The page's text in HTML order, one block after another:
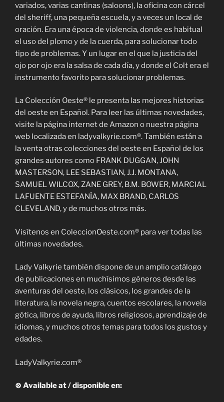
variados, varias cantinas (saloons), la oficina con cárcel
del sheriff, una pequeña escuela, y a veces un local de
oración. Era una época de violencia, donde es habitual
el uso del plomo y de la cuerda, para solucionar todo
tipo de problemas. Y un lugar en el que la justicia del
ojo por ojo era la salsa de cada día, y donde el Colt era el
instrumento favorito para solucionar problemas.
La Colección Oeste® le presenta las mejores historias
del oeste en Español. Para leer las últimas novedades,
visite la página internet de Amazon o nuestra página
web localizada en ladyvalkyrie.com®. También están a
la venta otras colecciones del oeste en Español de los
grandes autores como FRANK DUGGAN, JOHN
MASTERSON, LEE SEBASTIAN, J.J. MONTANA,
SAMUEL WILCOX, ZANE GREY, B.M. BOWER, MARCIAL
LAFUENTE ESTEFANÍA, MAX BRAND, CARLOS
CLEVELAND, y de muchos otros más.
Visítenos en ColeccionOeste.com® para ver todas las
últimas novedades.
Lady Valkyrie también dispone de un amplio catálogo
de publicaciones en muchísimos géneros desde las
aventuras del oeste, los clásicos, los grandes de la
literatura, la novela negra, cuentos escolares, la novela
gótica, libros de ayuda, libros religiosos, aprendizaje de
idiomas, y muchos otros temas para todos los gustos y
edades.
LadyValkyrie.com®
⊗ Available at / disponible en: